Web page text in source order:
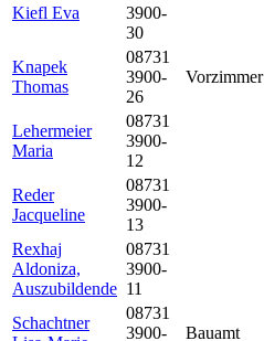
Kiefl Eva
3900-
30
Knapek
Thomas
08731
3900-
26
Vorzimmer
Lehermeier
Maria
08731
3900-
12
Reder
Jacqueline
08731
3900-
13
Rexhaj
Aldoniza,
Auszubildende
08731
3900-
11
Schachtner
08731
3900-
Bauamt